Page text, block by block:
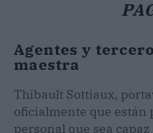
Agentes y
maestra
Thibault Sottiaux,
oficialmente que están
personal que sea